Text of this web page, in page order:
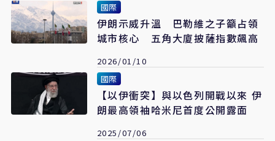
國際
伊朗示威升溫 巴勒維之子籲占領
城市核心 五角大廈披薩指數飆高
2026/01/10
國際
【以伊衝突】與以色列開戰以來 伊
朗最高領袖哈米尼首度公開露面
2025/07/06